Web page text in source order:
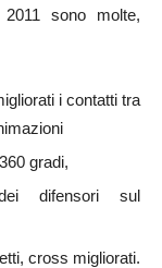
sono molte,
i contatti tra
gradi,
dei difensori sul
cross migliorati.